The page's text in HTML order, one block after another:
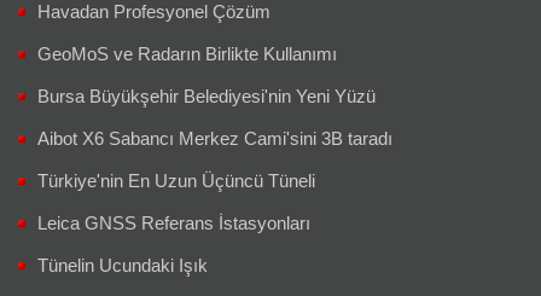
Havadan Profesyonel Çözüm
GeoMoS ve Radarın Birlikte Kullanımı
Bursa Büyükşehir Belediyesi'nin Yeni Yüzü
Aibot X6 Sabancı Merkez Cami'sini 3B taradı
Türkiye'nin En Uzun Üçüncü Tüneli
Leica GNSS Referans İstasyonları
Tünelin Ucundaki Işık